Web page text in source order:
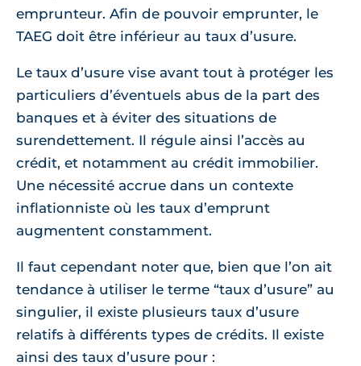
emprunteur. Afin de pouvoir emprunter, le
TAEG doit être inférieur au taux d’usure.
Le taux d’usure vise avant tout à protéger les
particuliers d’éventuels abus de la part des
banques et à éviter des situations de
surendettement. Il régule ainsi l’accès au
crédit, et notamment au crédit immobilier.
Une nécessité accrue dans un contexte
inflationniste où les taux d’emprunt
augmentent constamment.
Il faut cependant noter que, bien que l’on ait
tendance à utiliser le terme “taux d’usure” au
singulier, il existe plusieurs taux d’usure
relatifs à différents types de crédits. Il existe
ainsi des taux d’usure pour :